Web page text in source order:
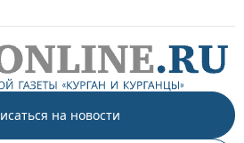
на новости